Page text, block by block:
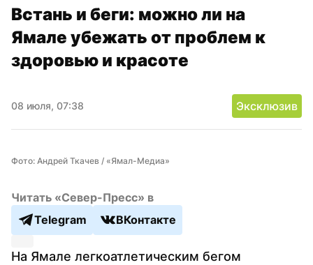
Встань и беги: можно ли на
Ямале убежать от проблем к
здоровью и красоте
08 июля, 07:38 Эксклюзив
Фото: Андрей Ткачев / «Ямал-Медиа»
Читать «Север-Пресс» в
Telegram
ВКонтакте
На Ямале легкоатлетическим бегом